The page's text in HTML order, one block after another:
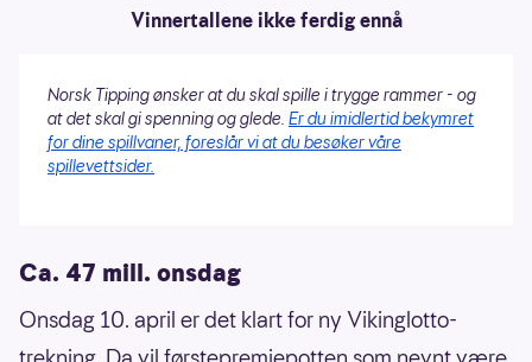
Vinnertallene ikke ferdig ennå
Norsk Tipping ønsker at du skal spille i trygge rammer - og
at det skal gi spenning og glede. Er du imidlertid bekymret
for dine spillvaner, foreslår vi at du besøker våre
spillevettsider.
Ca. 47 mill. onsdag
Onsdag 10. april er det klart for ny Vikinglotto-